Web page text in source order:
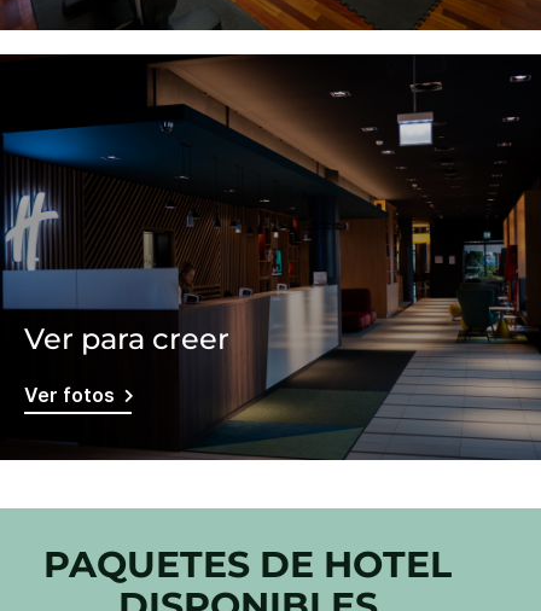
Ver para creer
Ver fotos
PAQUETES DE HOTEL